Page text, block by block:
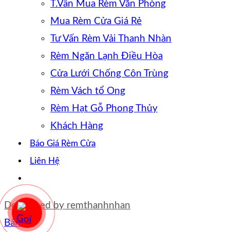
T.Vấn Mua Rèm Văn Phòng
Mua Rèm Cửa Giá Rẻ
Tư Vấn Rèm Vải Thanh Nhàn
Rèm Ngăn Lạnh Điều Hòa
Cửa Lưới Chống Côn Trùng
Rèm Vách tổ Ong
Rèm Hạt Gỗ Phong Thủy
Khách Hàng
Báo Giá Rèm Cửa
Liên Hệ
Developed by remthanhnhan
Bản đồ